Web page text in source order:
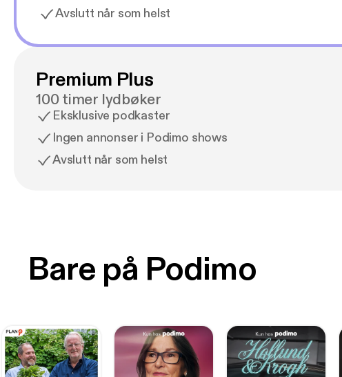
Avslutt når som helst
Premium Plus
100 timer lydbøker
Eksklusive podkaster
Ingen annonser i Podimo shows
Avslutt når som helst
Bare på Podimo